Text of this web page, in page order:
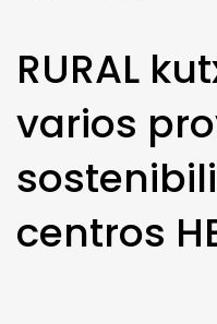
RURAL
varios
centros